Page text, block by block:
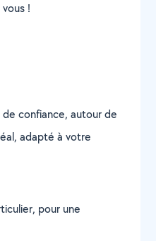
!
confiance, autour de
adapté à votre
pour une